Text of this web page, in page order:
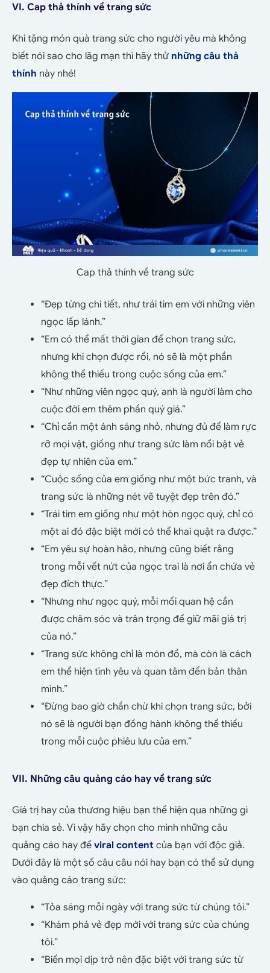
VI. Cap thả thính về trang sức
Khi tặng món quà trang sức cho người yêu mà không
biết nói sao cho lãg mạn thì hãy thử những câu thả
thính này nhé!
Cap thả thính về trang sức
“Đẹp từng chi tiết, như trái tim em với những viên
ngọc lấp lánh.”
“Em có thể mất thời gian để chọn trang sức,
nhưng khi chọn được rồi, nó sẽ là một phần
không thể thiếu trong cuộc sống của em.”
“Như những viên ngọc quý, anh là người làm cho
cuộc đời em thêm phần quý giá.”
“Chỉ cần một ánh sáng nhỏ, nhưng đủ để làm rực
rỡ mọi vật, giống như trang sức làm nổi bật vẻ
đẹp tự nhiên của em.”
“Cuộc sống của em giống như một bức tranh, và
trang sức là những nét vẽ tuyệt đẹp trên đó.”
“Trái tim em giống như một hòn ngọc quý, chỉ có
một ai đó đặc biệt mới có thể khai quật ra được.”
“Em yêu sự hoàn hảo, nhưng cũng biết rằng
trong mỗi vết nứt của ngọc trai là nơi ẩn chứa vẻ
đẹp đích thực.”
“Nhưng như ngọc quý, mỗi mối quan hệ cần
được chăm sóc và trân trọng để giữ mãi giá trị
của nó.”
“Trang sức không chỉ là món đồ, mà còn là cách
em thể hiện tình yêu và quan tâm đến bản thân
mình.”
“Đừng bao giờ chần chừ khi chọn trang sức, bởi
nó sẽ là người bạn đồng hành không thể thiếu
trong mỗi cuộc phiêu lưu của em.”
VII. Những câu quảng cáo hay về trang sức
Giá trị hay của thương hiệu bạn thể hiện qua những gì
bạn chia sẻ. Vì vậy hãy chọn cho mình những câu
quảng cáo hay để viral content của bạn với độc giả.
Dưới đây là một số câu câu nói hay bạn có thể sử dụng
vào quảng cáo trang sức:
“Tỏa sáng mỗi ngày với trang sức từ chúng tôi.”
“Khám phá vẻ đẹp mới với trang sức của chúng
tôi.”
“Biến mọi dịp trở nên đặc biệt với trang sức từ